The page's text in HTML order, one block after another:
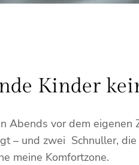
Kinder
Abends vor dem
– und zwei Schnuller,
meine Komfortzone.